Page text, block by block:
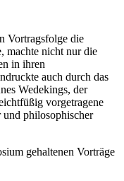
Vortragsfolge die
machte nicht nur die
in ihren
auch durch das
Wedekings, der
vorgetragene
philosophischer
gehaltenen Vorträge